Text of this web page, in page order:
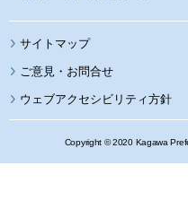
サイトマップ
ウェブアクセシビリティ方針
Copyright © 2020 Kagawa